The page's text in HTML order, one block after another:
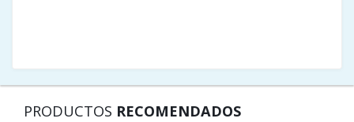
PRODUCTOS RECOMENDADOS